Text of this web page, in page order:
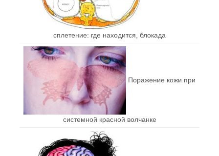
сплетение: где находится, блокада
Поражение кожи при
системной красной волчанке